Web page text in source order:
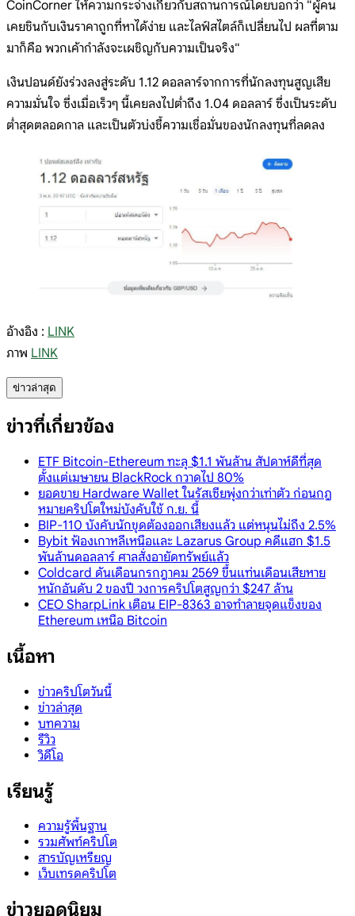
CoinCorner ให้ความกระจ่างเกี่ยวกับสถานการณ์โดยบอกว่า "ผู้คน
เคยชินกับเงินราคาถูกที่หาได้ง่าย และไลฟ์สไตล์ก็เปลี่ยนไป ผลที่ตาม
มาก็คือ พวกเค้ากำลังจะเผชิญกับความเป็นจริง"
เงินปอนด์ยังร่วงลงสู่ระดับ 1.12 ดอลลาร์จากการที่นักลงทุนสูญเสีย
ความมั่นใจ ซึ่งเมื่อเร็วๆ นี้เคยลงไปต่ำถึง 1.04 ดอลลาร์ ซึ่งเป็นระดับ
ต่ำสุดตลอดกาล และเป็นตัวบ่งชี้ความเชื่อมั่นของนักลงทุนที่ลดลง
อ้างอิง : LINK
ภาพ LINK
ข่าวล่าสุด
ข่าวที่เกี่ยวข้อง
ETF Bitcoin-Ethereum ทะลุ $1.1 พันล้าน สัปดาห์ดีที่สุด
ตั้งแต่เมษายน BlackRock กวาดไป 80%
ยอดขาย Hardware Wallet ในรัสเซียพุ่งกว่าเท่าตัว ก่อนกฎ
หมายคริปโตใหม่บังคับใช้ ก.ย. นี้
BIP-110 บังคับนักขุดต้องออกเสียงแล้ว แต่หนุนไม่ถึง 2.5%
Bybit ฟ้องเกาหลีเหนือและ Lazarus Group คดีแฮก $1.5
พันล้านดอลลาร์ ศาลสั่งอายัดทรัพย์แล้ว
Coldcard ดันเดือนกรกฎาคม 2569 ขึ้นแท่นเดือนเสียหาย
หนักอันดับ 2 ของปี วงการคริปโตสูญกว่า $247 ล้าน
CEO SharpLink เตือน EIP-8363 อาจทำลายจุดแข็งของ
Ethereum เหนือ Bitcoin
เนื้อหา
ข่าวคริปโตวันนี้
ข่าวล่าสุด
บทความ
รีวิว
วิดีโอ
เรียนรู้
ความรู้พื้นฐาน
รวมศัพท์คริปโต
สารบัญเหรียญ
เว็บเทรดคริปโต
ข่าวยอดนิยม